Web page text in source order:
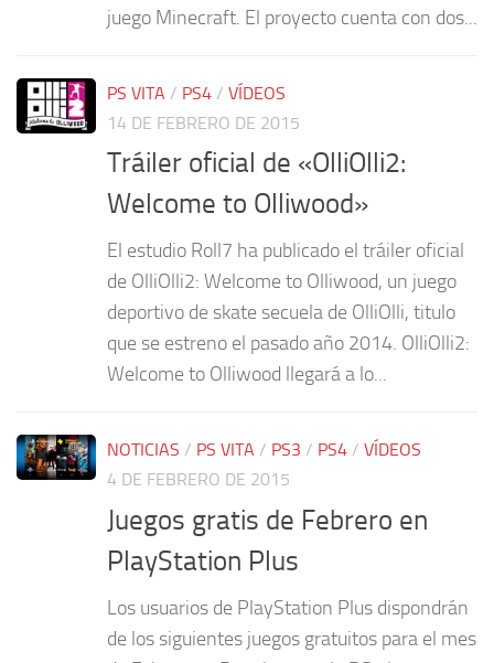
juego Minecraft. El proyecto cuenta con dos...
PS VITA / PS4 / VÍDEOS
14 DE FEBRERO DE 2015
Tráiler oficial de «OlliOlli2:
Welcome to Olliwood»
El estudio Roll7 ha publicado el tráiler oficial
de OlliOlli2: Welcome to Olliwood, un juego
deportivo de skate secuela de OlliOlli, titulo
que se estreno el pasado año 2014. OlliOlli2:
Welcome to Olliwood llegará a lo...
NOTICIAS / PS VITA / PS3 / PS4 / VÍDEOS
4 DE FEBRERO DE 2015
Juegos gratis de Febrero en
PlayStation Plus
Los usuarios de PlayStation Plus dispondrán
de los siguientes juegos gratuitos para el mes